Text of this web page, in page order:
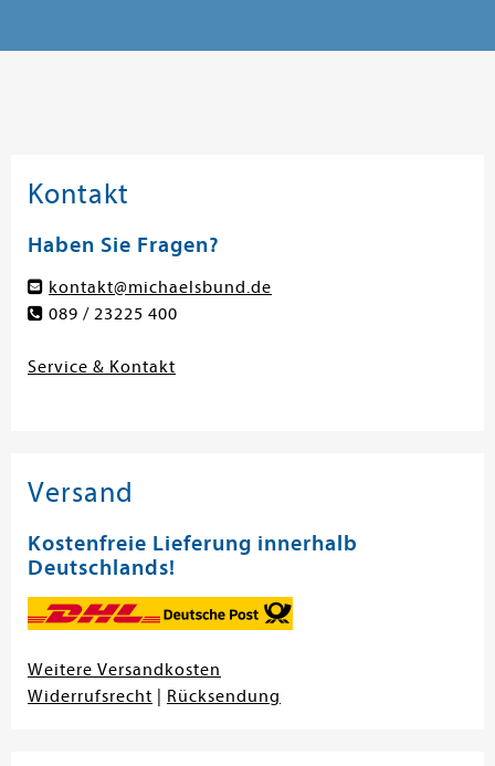
Kontakt
Haben Sie Fragen?
kontakt@michaelsbund.de
089 / 23225 400
Service & Kontakt
Versand
Kostenfreie Lieferung innerhalb
Deutschlands!
Weitere Versandkosten
Widerrufsrecht
Rücksendung